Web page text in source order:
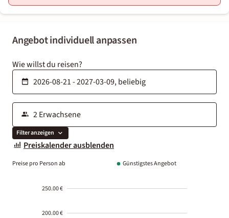
Angebot individuell anpassen
Wie willst du reisen?
Filter anzeigen
Preiskalender ausblenden
Preise pro Person ab Günstigstes Angebot
250.00 €
200.00 €